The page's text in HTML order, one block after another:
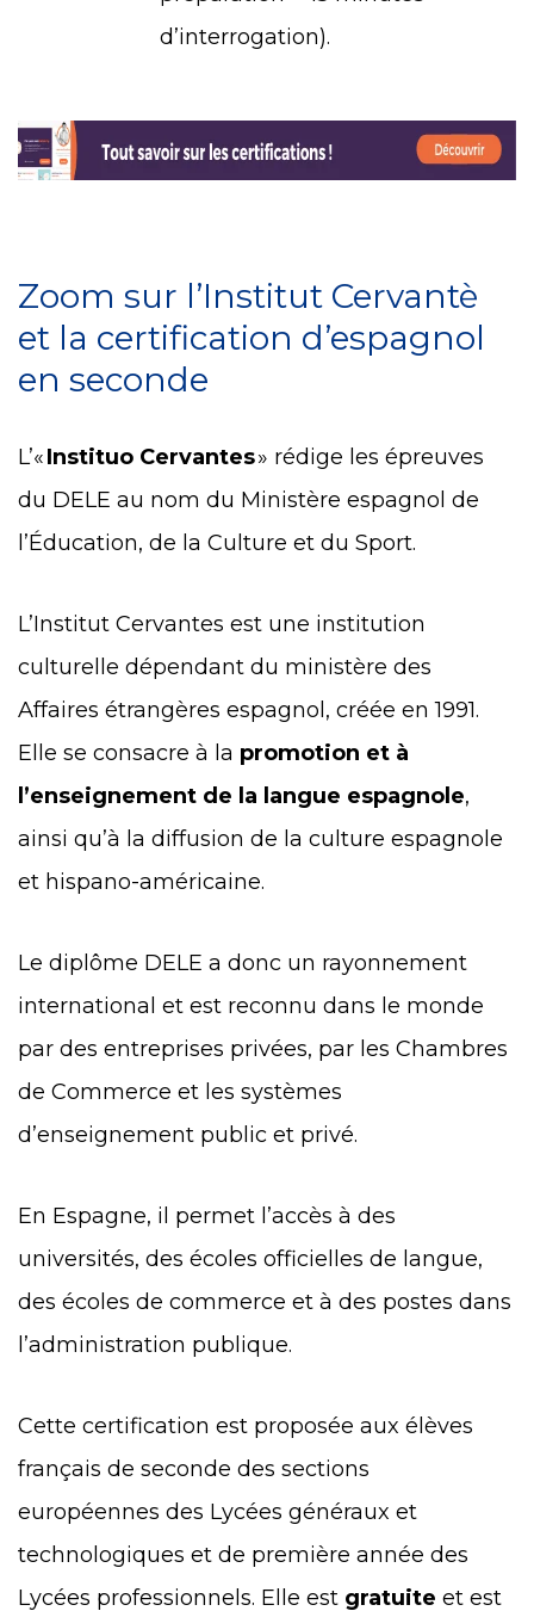
d’interrogation).
Zoom sur l’Institut Cervantè
et la certification d’espagnol
en seconde
L’«Instituo Cervantes» rédige les épreuves
du DELE au nom du Ministère espagnol de
l’Éducation, de la Culture et du Sport.
L’Institut Cervantes est une institution
culturelle dépendant du ministère des
Affaires étrangères espagnol, créée en 1991.
Elle se consacre à la promotion et à
l’enseignement de la langue espagnole,
ainsi qu’à la diffusion de la culture espagnole
et hispano-américaine.
Le diplôme DELE a donc un rayonnement
international et est reconnu dans le monde
par des entreprises privées, par les Chambres
de Commerce et les systèmes
d’enseignement public et privé.
En Espagne, il permet l’accès à des
universités, des écoles officielles de langue,
des écoles de commerce et à des postes dans
l’administration publique.
Cette certification est proposée aux élèves
français de seconde des sections
européennes des Lycées généraux et
technologiques et de première année des
Lycées professionnels. Elle est gratuite et est